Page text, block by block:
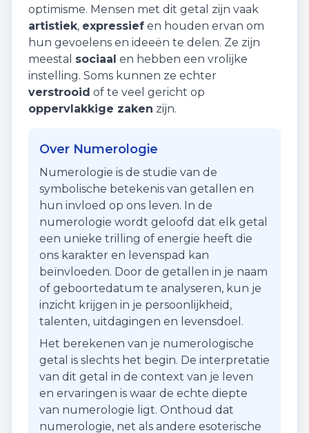
optimisme. Mensen met dit getal zijn vaak
artistiek, expressief en houden ervan om
hun gevoelens en ideeën te delen. Ze zijn
meestal sociaal en hebben een vrolijke
instelling. Soms kunnen ze echter
verstrooid of te veel gericht op
oppervlakkige zaken zijn.
Over Numerologie
Numerologie is de studie van de
symbolische betekenis van getallen en
hun invloed op ons leven. In de
numerologie wordt geloofd dat elk getal
een unieke trilling of energie heeft die
ons karakter en levenspad kan
beïnvloeden. Door de getallen in je naam
of geboortedatum te analyseren, kun je
inzicht krijgen in je persoonlijkheid,
talenten, uitdagingen en levensdoel.
Het berekenen van je numerologische
getal is slechts het begin. De interpretatie
van dit getal in de context van je leven
en ervaringen is waar de echte diepte
van numerologie ligt. Onthoud dat
numerologie, net als andere esoterische